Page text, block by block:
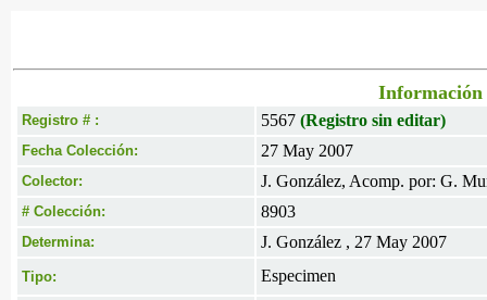
Información
Registro # : 5567 (Registro sin editar)
Fecha Colección: 27 May 2007
Colector: J. González, Acomp. por: G.
# Colección: 8903
Determina: J. González , 27 May 2007
Tipo: Especimen